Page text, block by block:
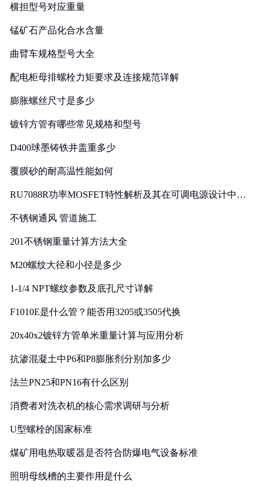
横担型号对应重量
锰矿石产品化合水含量
曲臂车规格型号大全
配电柜母排螺栓力矩要求及连接规范详解
膨胀螺丝尺寸是多少
镀锌方管有哪些常见规格和型号
D400球墨铸铁井盖重多少
覆膜砂的耐高温性能如何
RU7088R功率MOSFET特性解析及其在可调电源设计中的
不锈钢通风 管道施工
201不锈钢重量计算方法大全
M20螺纹大径和小径是多少
1-1/4 NPT螺纹参数及底孔尺寸详解
F1010E是什么管？能否用3205或3505代换
20x40x2镀锌方管单米重量计算与应用分析
抗渗混凝土中P6和P8膨胀剂分别加多少
法兰PN25和PN16有什么区别
消费者对洗衣机的核心需求调研与分析
U型螺栓的国家标准
煤矿用电热取暖器是否符合防爆电气设备标准
照明母线槽的主要作用是什么